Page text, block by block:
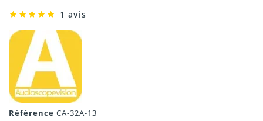
1 avis
Référence CA-32A-13